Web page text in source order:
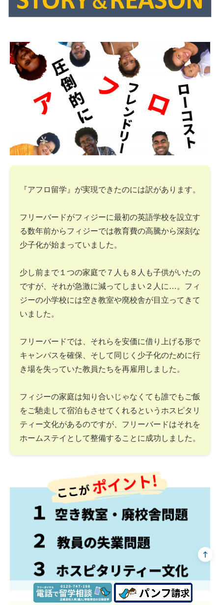
『アフロ留学』が実現できたのには訳があります。
フリーバードがフィジーに最初の英語学校を設立す
る数年前からフィジーでは教育費の高騰から深刻な
少子化が始まっていました。
少し前まで１つの家庭で７人も８人も子供がいたの
ですが、それが急激に減ってしまい２人に…。フィ
ジーの小学校には空き教室や廃校舎が目立ってきて
いました。
フリーバードでは、それらを安価に借り上げる形で
キャンパスを確保、そして同じく少子化のために行
き場を失っていた教員たちを再雇用しました。
フィジーの家庭は知り合いじゃなくても誰でもご飯
をご馳走して宿泊もさせてくれるというホスピタリ
ティー文化があるのですが、フリーバードはそれを
ホームステイとして整備することに成功しました。